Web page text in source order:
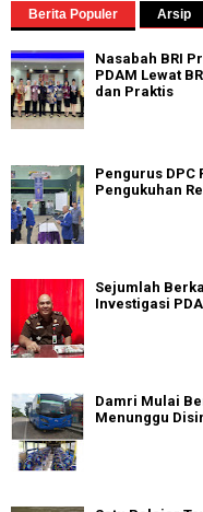
Berita Populer Arsip
Nasabah BRI
PDAM Lewat
dan Praktis
Pengurus DPC
Pengukuhan
Sejumlah
Investigasi
Damri Mulai
Menunggu